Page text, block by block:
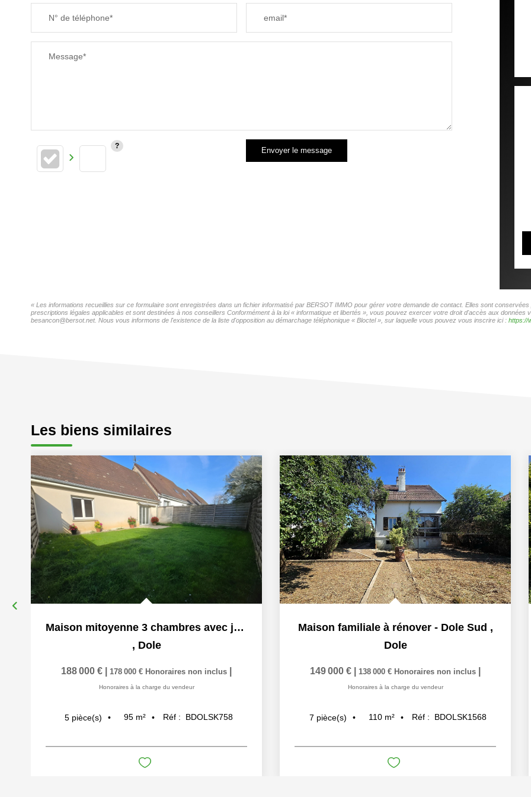
N° de téléphone* email*
Message*
Envoyer le message
« Les informations recueillies sur ce formulaire sont enregistrées dans un fichier informatisé par BERSOT IMMO pour gérer votre demande de contact. Elles sont
prescriptions légales applicables et sont destinées à nos conseillers Conformément à la loi « informatique et libertés », vous pouvez exercer votre droit d'accès aux
besancon@bersot.net. Nous vous informons de l'existence de la liste d'opposition au démarchage téléphonique « Bloctel », sur laquelle vous pouvez vous inscrire ici : https://
Les biens similaires
Maison mitoyenne 3 chambres avec jardin, terrasse et garage...
, Dole
188 000 € 178 000 € Honoraires non inclus
Honoraires à la charge du vendeur
5 pièce(s) 95 m² Réf : BDOLSK758
Maison familiale à rénover - Dole Sud ,
Dole
149 000 € 138 000 € Honoraires non inclus
Honoraires à la charge du vendeur
7 pièce(s) 110 m² Réf : BDOLSK1568